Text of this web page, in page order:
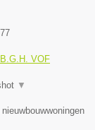
VOF
▼